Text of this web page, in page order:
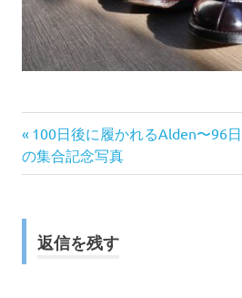
投
稿
ナ
ビ
前
の
記
100日後に履かれるAlden〜96
の集合記念写真
返信を残す